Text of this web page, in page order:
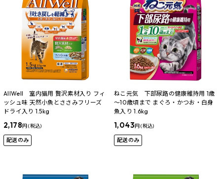
AllWell 室内猫用 贅沢素材入り フィ
ッシュ味 天然小魚とささみフリーズ
ドライ入り 1.5kg
2,178円 (税込)
配送のみ
ねこ元気 下部尿路の健康維持用 1歳
～10歳頃まで まぐろ・かつお・白身
魚入り 1.6kg
1,043円 (税込)
配送のみ